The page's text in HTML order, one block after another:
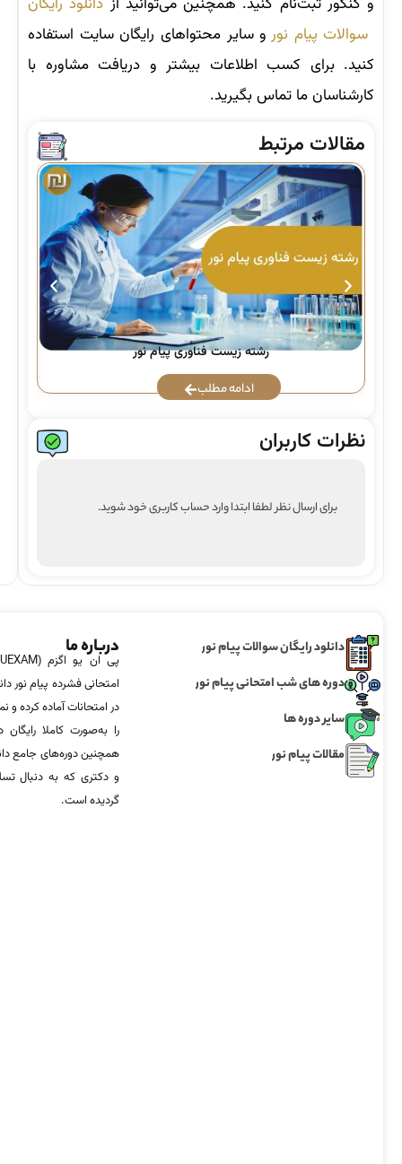
سوالات پیام نورو سایر محتواهای رایگان سایت استفاده
کنید. برای کسب اطلاعات بیشتر و دریافت مشاوره با
کارشناسان ما تماس بگیرید.
مقالات مرتبط
رشته زیست فناوری پیام نور
ادامه مطلب
نظرات کاربران
برای ارسال نظر لطفا ابتدا وارد حساب کاربری خود شوید.
دانلود رایگان سوالات پیام نور
دوره های شب امتحانی پیام نور
سایر دوره ها
مقالات پیام نور
درباره ما
امتحانی فشرده پیام نور
در امتحانات آماده‌ کرده
را به‌صورت کاملا
همچنین دوره‌های جامع
و دکتری که به دنبال
گردیده است.